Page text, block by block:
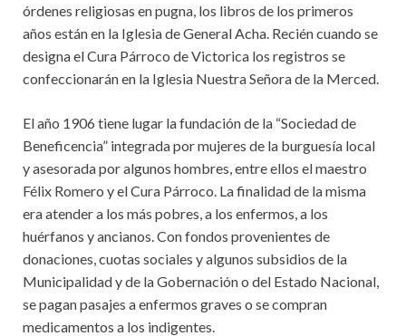
órdenes religiosas en pugna, los libros de los primeros
años están en la Iglesia de General Acha. Recién cuando se
designa el Cura Párroco de Victorica los registros se
confeccionarán en la Iglesia Nuestra Señora de la Merced.
El año 1906 tiene lugar la fundación de la “Sociedad de
Beneficencia” integrada por mujeres de la burguesía local
y asesorada por algunos hombres, entre ellos el maestro
Félix Romero y el Cura Párroco. La finalidad de la misma
era atender a los más pobres, a los enfermos, a los
huérfanos y ancianos. Con fondos provenientes de
donaciones, cuotas sociales y algunos subsidios de la
Municipalidad y de la Gobernación o del Estado Nacional,
se pagan pasajes a enfermos graves o se compran
medicamentos a los indigentes.